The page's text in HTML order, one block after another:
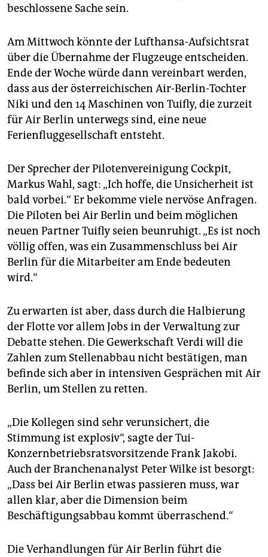
beschlossene Sache sein.
Am Mittwoch könnte der Lufthansa-Aufsichtsrat
über die Übernahme der Flugzeuge entscheiden.
Ende der Woche würde dann vereinbart werden,
dass aus der österreichischen Air-Berlin-Tochter
Niki und den 14 Maschinen von Tuifly, die zurzeit
für Air Berlin unterwegs sind, eine neue
Ferienfluggesellschaft entsteht.
Der Sprecher der Pilotenvereinigung Cockpit,
Markus Wahl, sagt: „Ich hoffe, die Unsicherheit ist
bald vorbei.“ Er bekomme viele nervöse Anfragen.
Die Piloten bei Air Berlin und beim möglichen
neuen Partner Tuifly seien beunruhigt. „Es ist noch
völlig offen, was ein Zusammenschluss bei Air
Berlin für die Mitarbeiter am Ende bedeuten
wird.“
Zu erwarten ist aber, dass durch die Halbierung
der Flotte vor allem Jobs in der Verwaltung zur
Debatte stehen. Die Gewerkschaft Verdi will die
Zahlen zum Stellenabbau nicht bestätigen, man
befinde sich aber in intensiven Gesprächen mit Air
Berlin, um Stellen zu retten.
„Die Kollegen sind sehr verunsichert, die
Stimmung ist explosiv“, sagte der Tui-
Konzernbetriebsratsvorsitzende Frank Jakobi.
Auch der Branchenanalyst Peter Wilke ist besorgt:
„Dass bei Air Berlin etwas passieren muss, war
allen klar, aber die Dimension beim
Beschäftigungsabbau kommt überraschend.“
Die Verhandlungen für Air Berlin führt die